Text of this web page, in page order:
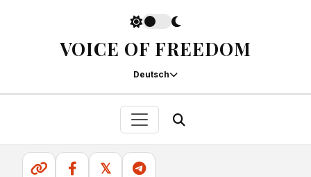
VOICE OF FREEDOM
Deutsch
𝕏